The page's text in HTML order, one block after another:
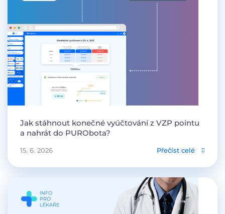
Jak stáhnout konečné vyúčtování z VZP pointu
a nahrát do PURObota?
15. 6. 2026 Přečíst celé